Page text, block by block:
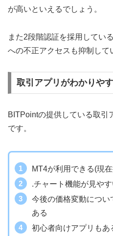
が高いといえるでしょう。
また2段階認証を採用してい
への不正アクセスも抑制して
取引アプリがわかりや
BITPointの提供している取引
です。
MT4が利用できる(現
.チャート機能が見や
今後の価格変動につ
ある
初心者向けアプリもあ